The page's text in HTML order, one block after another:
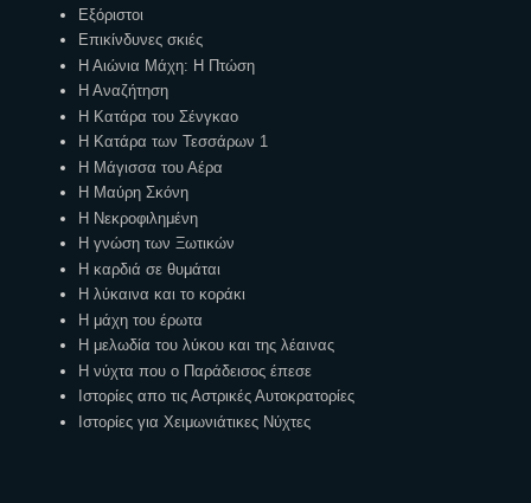
Εξόριστοι
Επικίνδυνες σκιές
Η Αιώνια Μάχη: Η Πτώση
Η Αναζήτηση
Η Κατάρα του Σένγκαο
Η Κατάρα των Τεσσάρων 1
Η Μάγισσα του Αέρα
Η Μαύρη Σκόνη
Η Νεκροφιλημένη
Η γνώση των Ξωτικών
Η καρδιά σε θυμάται
Η λύκαινα και το κοράκι
Η μάχη του έρωτα
Η μελωδία του λύκου και της λέαινας
Η νύχτα που ο Παράδεισος έπεσε
Ιστορίες απο τις Αστρικές Αυτοκρατορίες
Ιστορίες για Χειμωνιάτικες Νύχτες